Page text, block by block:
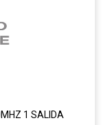
1 SALIDA